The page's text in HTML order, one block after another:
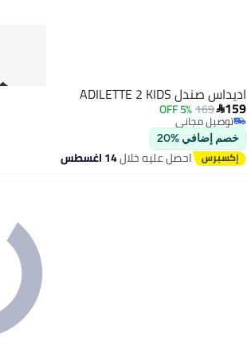
اديداس صندل ADILETTE 2 KIDS
159
169
5% OFF
توصيل مجاني
توصيل مجاني
خصم إضافي %20
احصل عليه خلال14 اغسطس